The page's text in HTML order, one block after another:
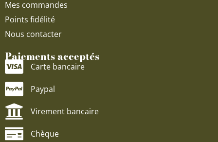
Mes commandes
Points fidélité
Nous contacter
Paiements acceptés
Carte bancaire
Paypal
Virement bancaire
Chèque